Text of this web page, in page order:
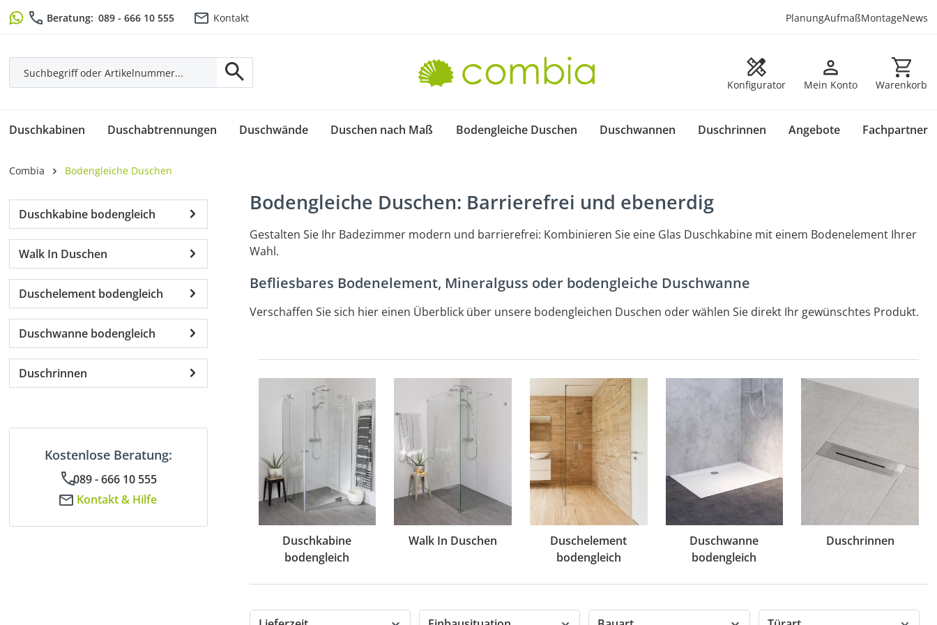
Hauptinhalt springen
Zur Suche springen
Zur Hauptnavigation springen
Beratung: 089 - 666 10 555 Kontakt PlanungAufmaßMontageNews
Konfigurator Mein Konto Warenkorb
Warenkorb
Duschkabinen Duschabtrennungen Duschwände Duschen nach Maß Bodengleiche Duschen Duschwannen Duschrinnen Angebote Fachpartner
Combia Bodengleiche Duschen
Duschkabine bodengleich
Walk In Duschen
Duschelement bodengleich
Duschwanne bodengleich
Duschrinnen
Kostenlose Beratung:
089 - 666 10 555
Kontakt & Hilfe
Bodengleiche Duschen: Barrierefrei und ebenerdig
Gestalten Sie Ihr Badezimmer modern und barrierefrei: Kombinieren Sie eine Glas Duschkabine mit einem Bodenelement Ihrer
Wahl.
Befliesbares Bodenelement, Mineralguss oder bodengleiche Duschwanne
Verschaffen Sie sich hier einen Überblick über unsere bodengleichen Duschen oder wählen Sie direkt Ihr gewünschtes Produkt.
Duschkabine
bodengleich
Walk In Duschen
Duschelement
bodengleich
Duschwanne
bodengleich
Duschrinnen